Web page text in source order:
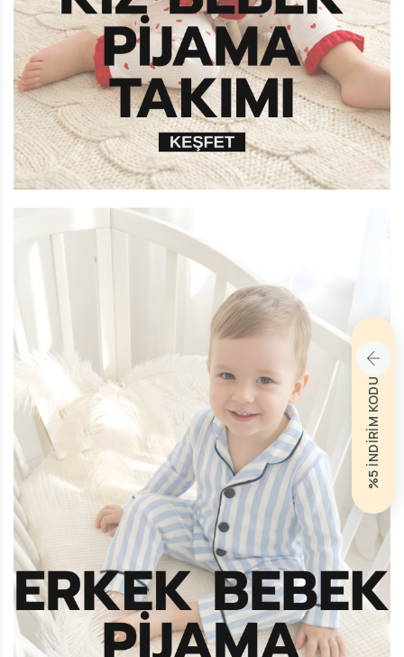
%5 İNDİRİM KODU